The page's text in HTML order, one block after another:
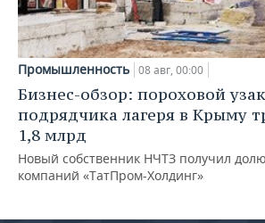
Промышленность 08 авг, 00:00
Бизнес-обзор: пороховой
подрядчика лагеря в Крыму
1,8 млрд
Новый собственник НЧТЗ получил
компаний «ТатПром-Холдинг»